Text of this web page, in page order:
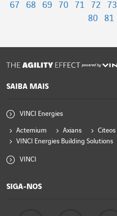
67
68 69 70 71 72 73
80
81
powered by
SAIBA MAIS
VINCI Energies
Actemium Axians Citeos
VINCI Energies Building Solutions
VINCI
SIGA-NOS